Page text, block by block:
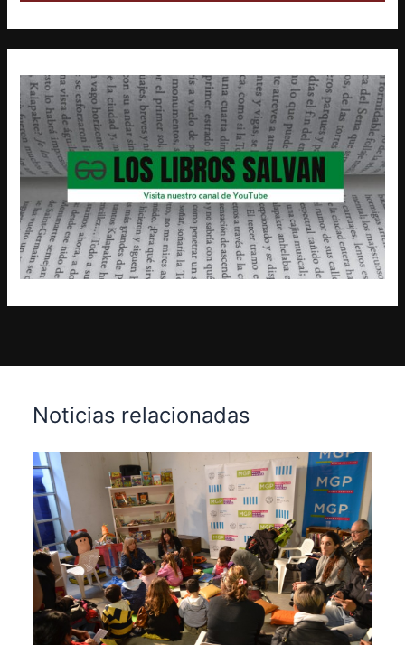
Noticias relacionadas